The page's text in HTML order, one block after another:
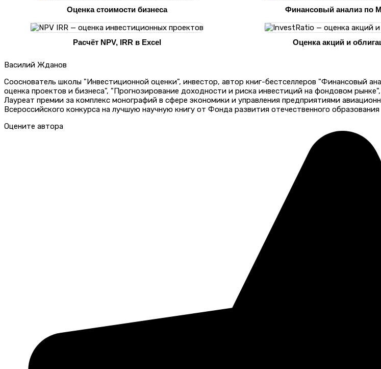
Оценка стоимости бизнеса Финансовый анализ по
Расчёт NPV, IRR в Excel Оценка акций и
Василий Жданов
Сооснователь школы "Инвестиционной оценки", инвестор, автор книг-бестселлеров "Финансовый
оценка проектов и бизнеса", "Прогнозирование доходности и риска инвестиций на фондовом
Лауреат премии за комплекс монографий в сфере экономики и управления предприятиями
Всероссийского конкурса на лучшую научную книгу от Фонда развития отечественного образования
Оцените автора